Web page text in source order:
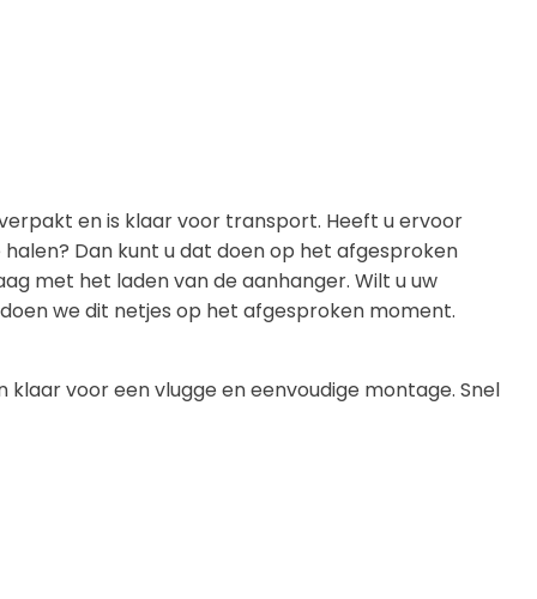
en is klaar voor transport. Heeft u ervoor
Dan kunt u dat doen op het afgesproken
met het laden van de aanhanger. Wilt u uw
we dit netjes op het afgesproken moment.
voor een vlugge en eenvoudige montage. Snel